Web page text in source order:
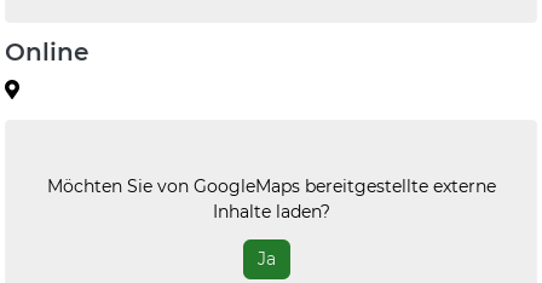
Online
Möchten Sie von GoogleMapsbereitgestellte externe
Inhalte laden?
Ja